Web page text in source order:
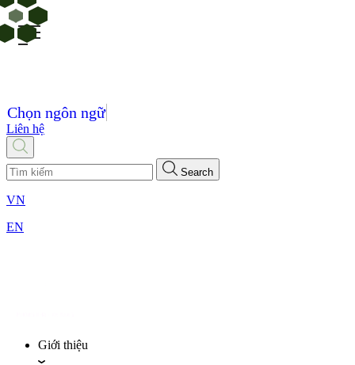
Chọn ngôn ngữ
Liên hệ
Search
VN
EN
Giới thiệu